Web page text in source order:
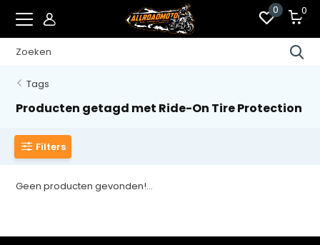
0 0
Tags
Producten getagd met Ride-On Tire Protection
Filters
Geen producten gevonden!...